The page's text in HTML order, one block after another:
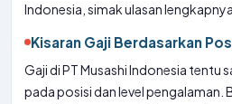
Indonesia, simak ulasan
Kisaran Gaji Berdasarkan
Gaji di PT Musashi Indonesia tentu
pada posisi dan level pengalaman.